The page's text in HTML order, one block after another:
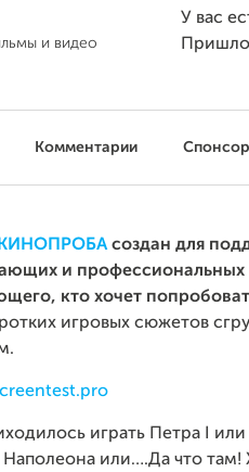
и видео
У вас
Комментарии
КИНОПРОБАсоздан для
и профессиональных
кто хочет
игровых сюжетов
играть Петра I
или….Да что там!